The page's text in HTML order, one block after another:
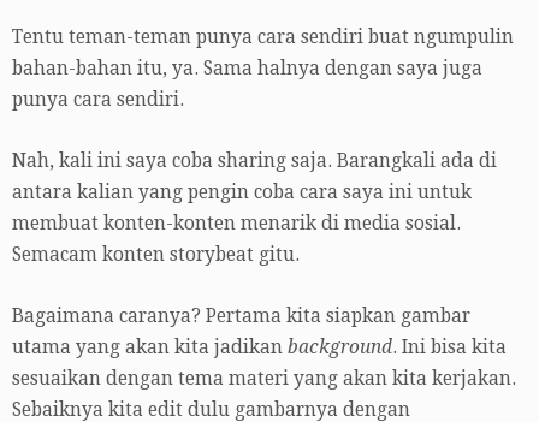
Tentu teman-teman punya cara sendiri buat ngumpulin
bahan-bahan itu, ya. Sama halnya dengan saya juga
punya cara sendiri.
Nah, kali ini saya coba sharing saja. Barangkali ada di
antara kalian yang pengin coba cara saya ini untuk
membuat konten-konten menarik di media sosial.
Semacam konten storybeat gitu.
Bagaimana caranya? Pertama kita siapkan gambar
utama yang akan kita jadikan background. Ini bisa kita
sesuaikan dengan tema materi yang akan kita kerjakan.
Sebaiknya kita edit dulu gambarnya dengan